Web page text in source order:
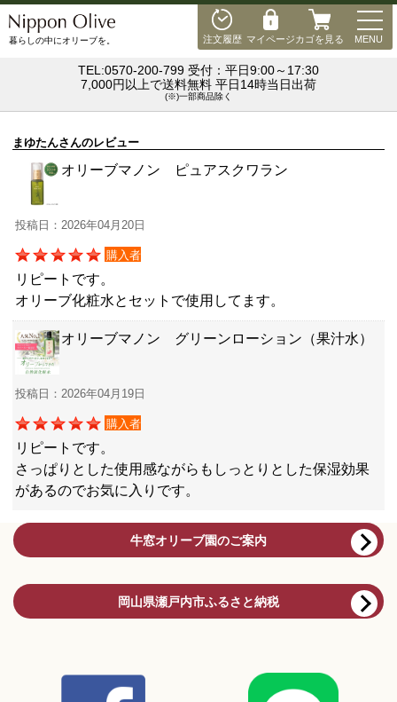
注文履歴 マイページカゴを見る MENU
暮らしの中にオリーブを。
TEL:0570-200-799 受付：平日9:00～17:30
7,000円以上で送料無料 平日14時当日出荷
(※)一部商品除く
まゆたんさんのレビュー
オリーブマノン ピュアスクワラン
投稿日：2026年04月20日
購入者
リピートです。
オリーブ化粧水とセットで使用してます。
オリーブマノン グリーンローション（果汁水）
投稿日：2026年04月19日
購入者
リピートです。
さっぱりとした使用感ながらもしっとりとした保湿効果
があるのでお気に入りです。
牛窓オリーブ園のご案内
岡山県瀬戸内市ふるさと納税